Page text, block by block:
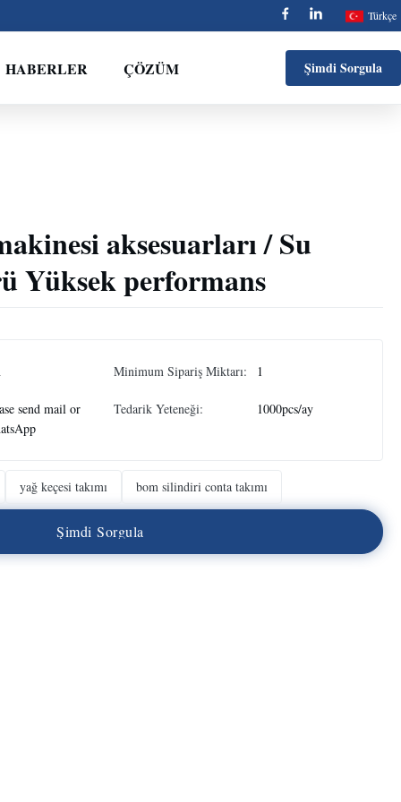
Türkçe
HABERLER ÇÖZÜM Şimdi Sorgula
aksesuarları / Su
Yüksek performans
Minimum Sipariş Miktarı: 1
send mail or
Tedarik Yeteneği: 1000pcs/ay
yağ keçesi takımı bom silindiri conta takımı
Şimdi Sorgula